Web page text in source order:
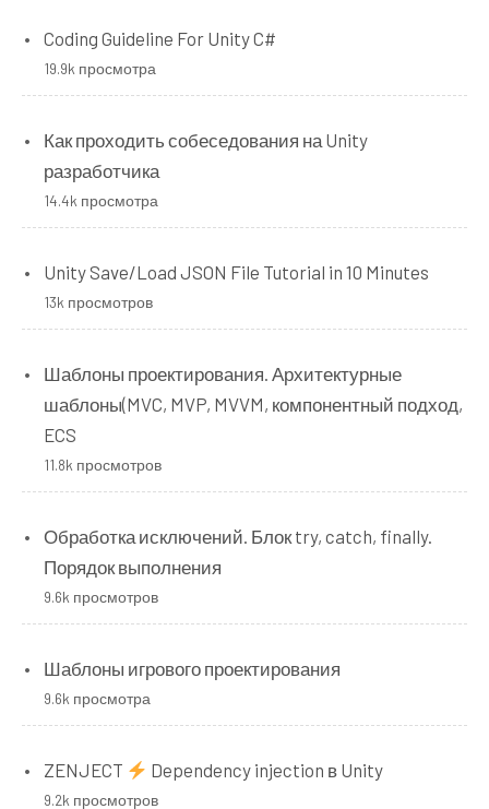
Coding Guideline For Unity C#
19.9k просмотра
Как проходить собеседования на Unity
разработчика
14.4k просмотра
Unity Save/Load JSON File Tutorial in 10 Minutes
13k просмотров
Шаблоны проектирования. Архитектурные
шаблоны(MVC, MVP, MVVM, компонентный подход,
ECS
11.8k просмотров
Обработка исключений. Блок try, catch, finally.
Порядок выполнения
9.6k просмотров
Шаблоны игрового проектирования
9.6k просмотра
ZENJECT Dependency injection в Unity
9.2k просмотров